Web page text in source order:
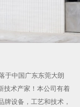
于中国广东东莞大朗
技术产家！本公司有着
牌设备，工艺和技术，